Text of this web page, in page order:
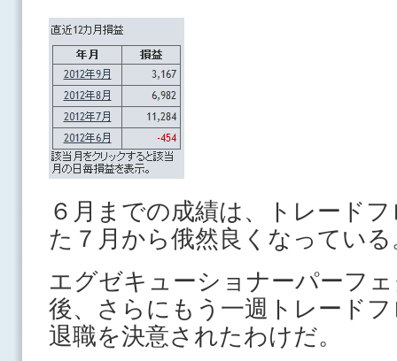
６月までの成績は、トレード
た７月から俄然良くなっている
エグゼキューショナーパーフ
後、さらにもう一週トレード
退職を決意されたわけだ。